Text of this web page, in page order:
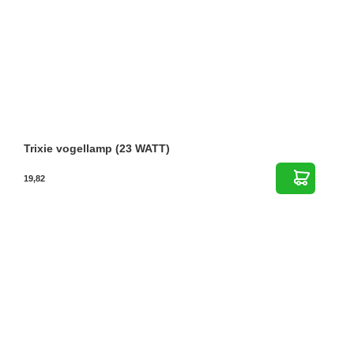
Trixie vogellamp (23 WATT)
19,82